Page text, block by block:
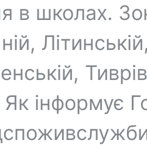
в школах.
інформує